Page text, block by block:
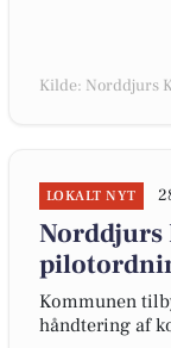
Kilde: Norddjurs
LOKALT NYT
Norddjurs
Kommunen
håndtering af